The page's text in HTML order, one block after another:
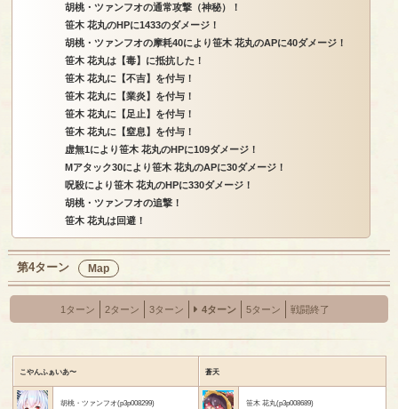
胡桃・ツァンフオの通常攻撃（神秘）！
笹木 花丸のHPに1433のダメージ！
胡桃・ツァンフオの摩耗40により笹木 花丸のAPに40ダメージ！
笹木 花丸は【毒】に抵抗した！
笹木 花丸に【不吉】を付与！
笹木 花丸に【業炎】を付与！
笹木 花丸に【足止】を付与！
笹木 花丸に【窒息】を付与！
虚無1により笹木 花丸のHPに109ダメージ！
Mアタック30により笹木 花丸のAPに30ダメージ！
呪殺により笹木 花丸のHPに330ダメージ！
胡桃・ツァンフオの追撃！
笹木 花丸は回避！
第4ターン Map
1ターン 2ターン 3ターン 4ターン 5ターン 戦闘終了
こやんふぁいあ〜 蒼天
胡桃・ツァンフオ(p3p008299)
笹木 花丸(p3p008689)